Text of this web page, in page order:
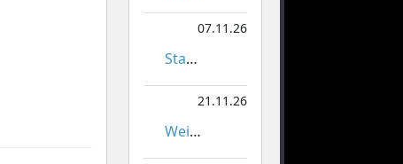
07.11.26
Stadtmeisterschaften im Gardetanz
21.11.26
Weihnachtsmarkt Orsoy